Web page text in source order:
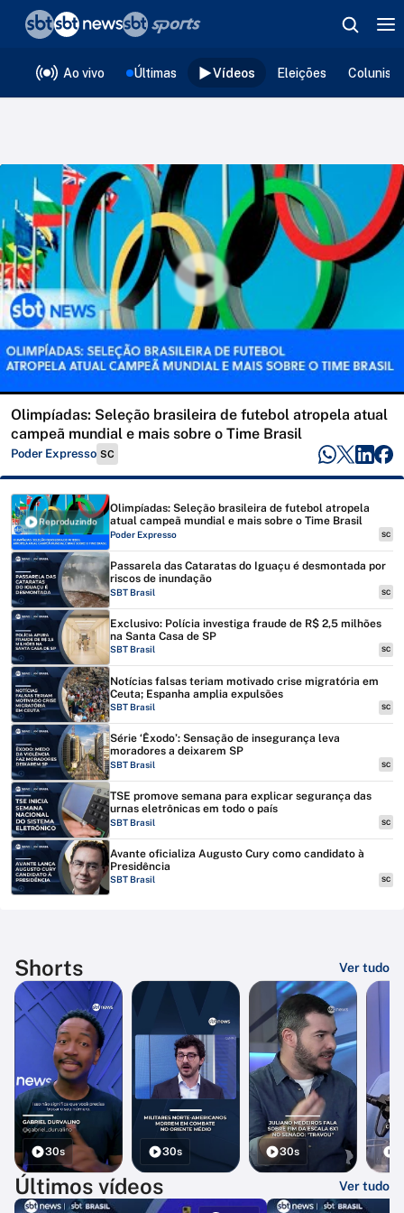
Ao vivo Últimas Vídeos Eleições
Olimpíadas: Seleção brasileira de futebol atropela atual
campeã mundial e mais sobre o Time Brasil
Poder Expresso SC
Reproduzindo
Olimpíadas: Seleção brasileira de futebol atropela
atual campeã mundial e mais sobre o Time Brasil
Poder Expresso SC
Passarela das Cataratas do Iguaçu é desmontada por
riscos de inundação
SBT Brasil SC
Exclusivo: Polícia investiga fraude de R$ 2,5 milhões
na Santa Casa de SP
SBT Brasil SC
Notícias falsas teriam motivado crise migratória em
Ceuta; Espanha amplia expulsões
SBT Brasil SC
Série ‘Êxodo’: Sensação de insegurança leva
moradores a deixarem SP
SBT Brasil SC
TSE promove semana para explicar segurança das
urnas eletrônicas em todo o país
SBT Brasil SC
Avante oficializa Augusto Cury como candidato à
Presidência
SBT Brasil SC
Shorts Ver tudo
30s 30s 30s
Últimos vídeos Ver tudo
❮voltar
Editorias